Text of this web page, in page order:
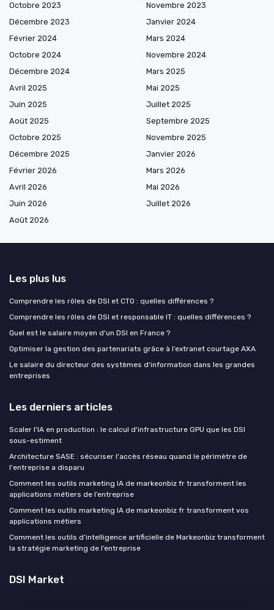
Octobre 2023
Novembre 2023
Décembre 2023
Janvier 2024
Février 2024
Mars 2024
Octobre 2024
Novembre 2024
Décembre 2024
Mars 2025
Avril 2025
Mai 2025
Juin 2025
Juillet 2025
Août 2025
Septembre 2025
Octobre 2025
Novembre 2025
Décembre 2025
Janvier 2026
Février 2026
Mars 2026
Avril 2026
Mai 2026
Juin 2026
Juillet 2026
Août 2026
Les plus lus
Comprendre les rôles de DSI et CTO : quelles différences ?
Comprendre les rôles de DSI et responsable IT : quelles différences ?
Quel est le salaire moyen d'un DSI en France ?
Optimiser la gestion des partenariats grâce à l’extranet courtage AXA
Le salaire du directeur des systèmes d'information dans les grandes
entreprises
Les derniers articles
Scaler l'IA en production : le calcul d'infrastructure GPU que les DSI
sous-estiment
Architecture SASE : sécuriser l'accès réseau quand le périmètre de
l'entreprise a disparu
Comment les outils marketing IA de markeonbiz fr transforment les
applications métiers de l’entreprise
Comment les outils marketing IA de markeonbiz fr transforment vos
applications métiers
Comment les outils d’intelligence artificielle de Markeonbiz transforment
la stratégie marketing de l’entreprise
DSI Market